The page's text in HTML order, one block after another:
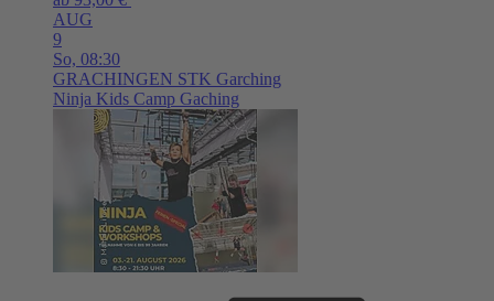
AUG
9
So, 08:30
GRACHINGEN STK Garching
Ninja Kids Camp Gaching